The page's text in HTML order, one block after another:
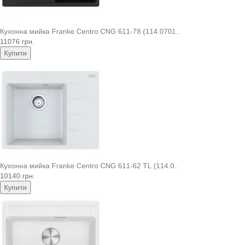
Кухонна мийка Franke Centro CNG 611-78 (114.0701..
11076 грн.
Купити
Кухонна мийка Franke Centro CNG 611-62 TL (114.0..
10140 грн.
Купити